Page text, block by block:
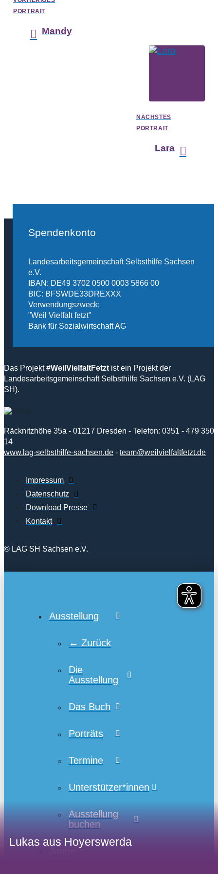
Lukas aus Hoyerswerda
Lukas aus Hoyerswerda
PORTRAIT
Mandy
NÄCHSTES
PORTRAIT
Lara
Spendenkonto
Landesarbeitsgemeinschaft Selbsthilfe Sachsen
e.V.
IBAN: DE49 3702 0500 0003 5866 00
BIC: BFSWDE33DREXXX
Verwendungszweck:
"Weil Vielfalt fetzt"
Bank für Sozialwirtschaft AG
Das Projekt#WeilVielfaltFetzt ist ein Projekt der
Landesarbeitsgemeinschaft Selbsthilfe Sachsen e.V. (LAG
SH).
Räcknitzhöhe 35a - 01217 Dresden - Telefon: 0351 - 479 350
14
www.lag-selbsthilfe-sachsen.de - team@weilvielfaltfetzt.de
Impressum
Datenschutz
Download Presse
Kontakt
© LAG SH Sachsen e.V.
Ausstellung
← Zurück
Die
Ausstellung
Das Buch
Porträts
Termine
Unterstützer*innen
Ausstellung
buchen